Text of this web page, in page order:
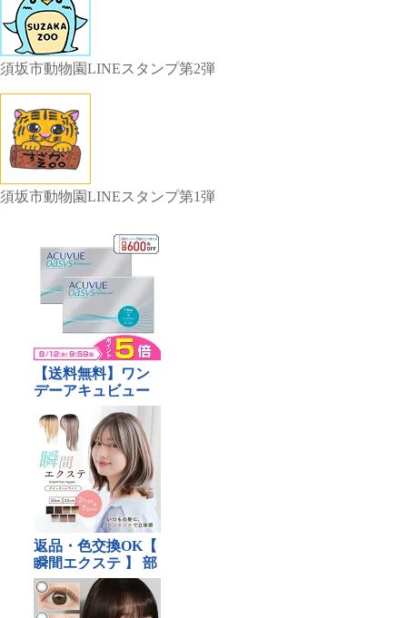
須坂市動物園LINEスタンプ第2弾
須坂市動物園LINEスタンプ第1弾